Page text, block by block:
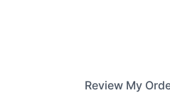
Review My